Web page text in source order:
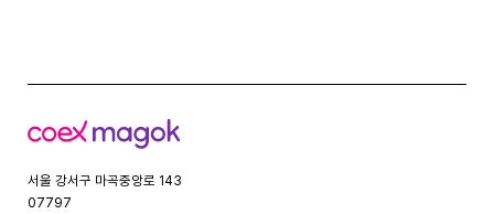
코
스
서울 강서구 마곡중앙로 143
07797